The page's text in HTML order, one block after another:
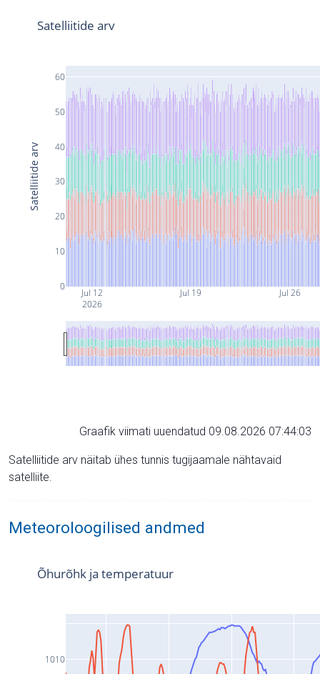
Jul 12
2026
Jul 19 Jul 26
0
10
20
30
40
50
60
Satelliitide arv
Satelliitide arv
Graafik viimati uuendatud 09.08.2026 07:44:03
Satelliitide arv näitab ühes tunnis tugijaamale nähtavaid
satelliite.
Meteoroloogilised andmed
1010
Õhurõhk ja temperatuur